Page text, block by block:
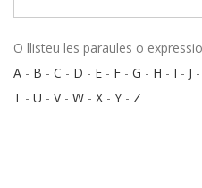
O llisteu les paraules o
A - B - C - D - E - F - G - H - I - J -
T - U - V- W - X - Y - Z